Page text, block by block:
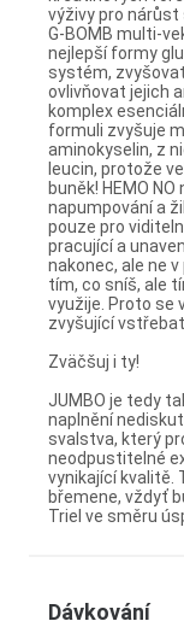
výživy pro nárůst
G-BOMB multi-
nejlepší formy
systém,
ovlivňovat jejich
komplex
formuli zvyšuje
aminokyselin, z
leucin, protože
buněk! HEMO
napumpování a
pouze pro
pracující a
nakonec, ale ne
tím, co sníš, ale
využije. Proto se
zvyšující
Zväčšuj i ty!
JUMBO je tedy
naplnění
svalstva, který
neodpustitelné
vynikající kvalitě.
břemene, vždyť
Triel ve směru
Dávkování